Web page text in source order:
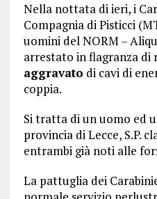
Nella nottata di ieri, i
Compagnia di Pisticci
uomini del NORM –
arrestato in flagranza di
aggravato di cavi di
coppia.
Si tratta di un uomo ed
provincia di Lecce, S.P.
entrambi già noti alle
La pattuglia dei